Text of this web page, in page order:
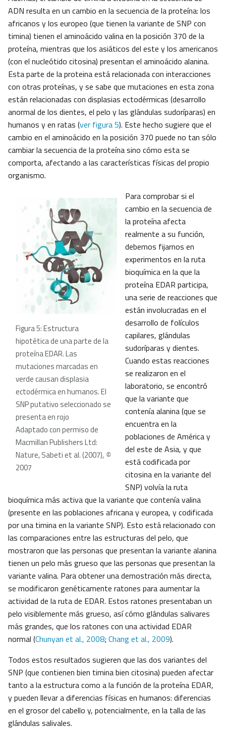
ADN resulta en un cambio en la secuencia de la proteína: los
africanos y los europeo (que tienen la variante de SNP con
timina) tienen el aminoácido valina en la posición 370 de la
proteína, mientras que los asiáticos del este y los americanos
(con el nucleótido citosina) presentan el aminoácido alanina.
Esta parte de la proteina está relacionada con interacciones
con otras proteínas, y se sabe que mutaciones en esta zona
están relacionadas con displasias ectodérmicas (desarrollo
anormal de los dientes, el pelo y las glándulas sudoríparas) en
humanos y en ratas (ver figura 5). Este hecho sugiere que el
cambio en el aminoácido en la posición 370 puede no tan sólo
cambiar la secuencia de la proteína sino cómo esta se
comporta, afectando a las características físicas del propio
organismo.
Figura 5: Estructura
hipotética de una parte de la
proteína EDAR. Las
mutaciones marcadas en
verde causan displasia
ectodérmica en humanos. El
SNP putativo seleccionado se
presenta en rojo
Adaptado con permiso de
Macmillan Publishers Ltd:
Nature, Sabeti et al. (2007), ©
2007
Para comprobar si el
cambio en la secuencia de
la proteína afecta
realmente a su función,
debemos fijarnos en
experimentos en la ruta
bioquímica en la que la
proteína EDAR participa,
una serie de reacciones que
están involucradas en el
desarrollo de folículos
capilares, glándulas
sudoríparas y dientes.
Cuando estas reacciones
se realizaron en el
laboratorio, se encontró
que la variante que
contenía alanina (que se
encuentra en la
poblaciones de América y
del este de Asia, y que
está codificada por
citosina en la variante del
SNP) volvía la ruta
bioquímica más activa que la variante que contenía valina
(presente en las poblaciones africana y europea, y codificada
por una timina en la variante SNP). Esto está relacionado con
las comparaciones entre las estructuras del pelo, que
mostraron que las personas que presentan la variante alanina
tienen un pelo más grueso que las personas que presentan la
variante valina. Para obtener una demostración más directa,
se modificaron genéticamente ratones para aumentar la
actividad de la ruta de EDAR. Estos ratones presentaban un
pelo visiblemente más grueso, así cómo glándulas salivares
más grandes, que los ratones con una actividad EDAR
normal (Chunyan et al., 2008; Chang et al., 2009).
Todos estos resultados sugieren que las dos variantes del
SNP (que contienen bien timina bien citosina) pueden afectar
tanto a la estructura como a la función de la proteína EDAR,
y pueden llevar a diferencias físicas en humanos: diferencias
en el grosor del cabello y, potencialmente, en la talla de las
glándulas salivales.